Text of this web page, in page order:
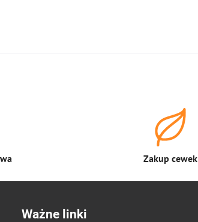
Zakup cewek
Ważne linki